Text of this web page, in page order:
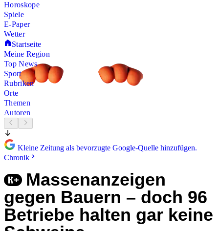
Horoskope
Spiele
E-Paper
Wetter
Startseite
Meine Region
Top News
Sport
Rubriken
Orte
Themen
Autoren
Kleine Zeitung als bevorzugte Google-Quelle hinzufügen.
Chronik
Massenanzeigen
gegen Bauern – doch 96
Betriebe halten gar keine